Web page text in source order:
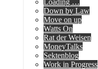
Loading …
Down by Law
Move on up
Watts On
Rat der Weisen
MoneyTalks
Sektenblog
Work in Progress